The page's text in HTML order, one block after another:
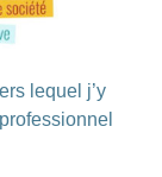
lequel j’y